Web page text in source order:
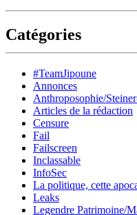
Catégories
#TeamJipoune
Annonces
Anthroposophie/
Articles de la rédaction
Censure
Fail
Failscreen
Inclassable
InfoSec
La politique, cette
Leaks
Legendre Patrimoine/